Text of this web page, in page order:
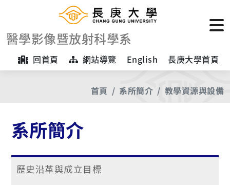
醫學影像暨放射科學系
回首頁 網站導覽 English 長庚大學首頁
首頁 系所簡介 教學資源與設備
系所簡介
歷史沿革與成立目標